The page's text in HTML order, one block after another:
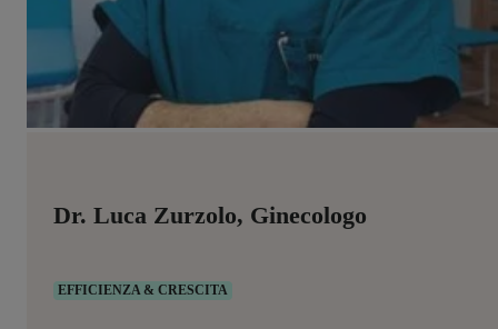
Dr. Luca Zurzolo, Ginecologo
EFFICIENZA & CRESCITA